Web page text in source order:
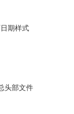
日期样式
头部文件